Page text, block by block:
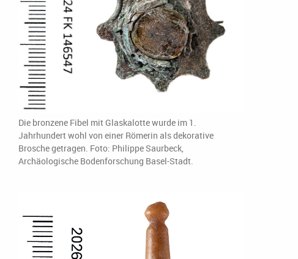
Die bronzene Fibel mit Glaskalotte wurde im 1.
Jahrhundert wohl von einer Römerin als dekorative
Brosche getragen. Foto: Philippe Saurbeck,
Archäologische Bodenforschung Basel-Stadt.